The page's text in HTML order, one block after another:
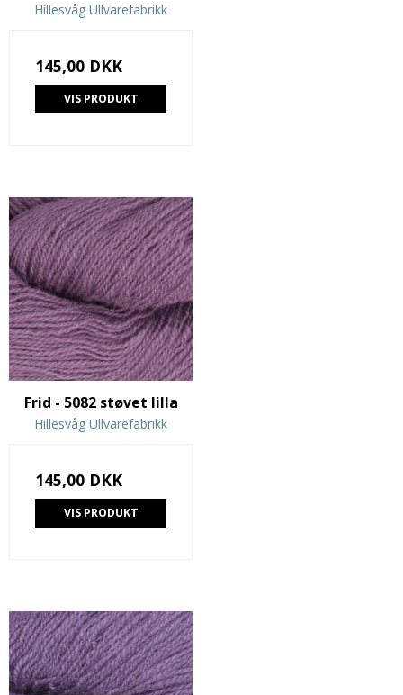
Hillesvåg Ullvarefabrikk
145,00 DKK
VIS PRODUKT
Frid - 5082 støvet lilla
Hillesvåg Ullvarefabrikk
145,00 DKK
VIS PRODUKT